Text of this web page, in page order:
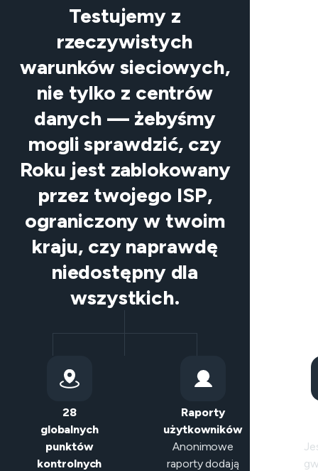
Testujemy z
rzeczywistych
warunków sieciowych,
nie tylko z centrów
danych — żebyśmy
mogli sprawdzić, czy
Roku jest zablokowany
przez twojego ISP,
ograniczony w twoim
kraju, czy naprawdę
niedostępny dla
wszystkich.
28
globalnych
punktów
kontrolnych
Raporty
użytkowników
Anonimowe
raporty dodają